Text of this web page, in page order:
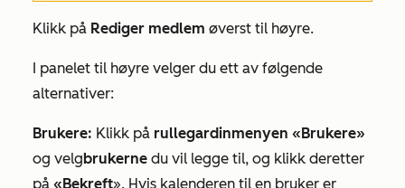
Klikk på Rediger medlem øverst til høyre.
I panelet til høyre velger du ett av følgende
alternativer:
Brukere: Klikk på rullegardinmenyen «Brukere»
og velgbrukerne du vil legge til, og klikk deretter
på «Bekreft». Hvis kalenderen til en bruker er